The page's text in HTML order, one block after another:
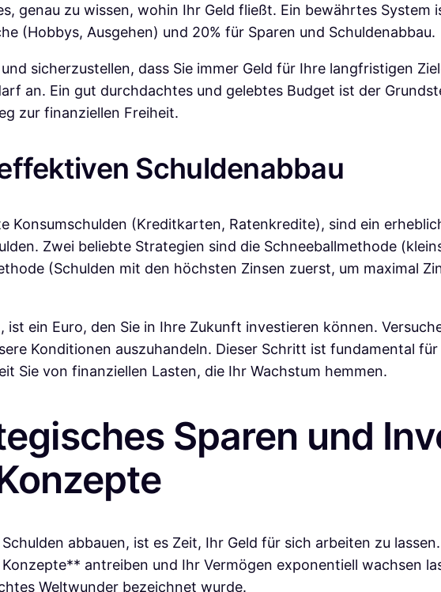
genau zu wissen, wohin Ihr Geld fließt. Ein bewährtes
(Hobbys, Ausgehen) und 20% für Sparen und Schuldenabbau.
sicherzustellen, dass Sie immer Geld für Ihre langfristigen
an. Ein gut durchdachtes und gelebtes Budget ist der
zur finanziellen Freiheit.
Schuldenabbau
Konsumschulden (Kreditkarten, Ratenkredite), sind ein
Zwei beliebte Strategien sind die Schneeballmethode
(Schulden mit den höchsten Zinsen zuerst, um maximal
ist ein Euro, den Sie in Ihre Zukunft investieren können.
Konditionen auszuhandeln. Dieser Schritt ist fundamental
Sie von finanziellen Lasten, die Ihr Wachstum hemmen.
Sparen und
abbauen, ist es Zeit, Ihr Geld für sich arbeiten zu
antreiben und Ihr Vermögen exponentiell wachsen
Weltwunder bezeichnet wurde.